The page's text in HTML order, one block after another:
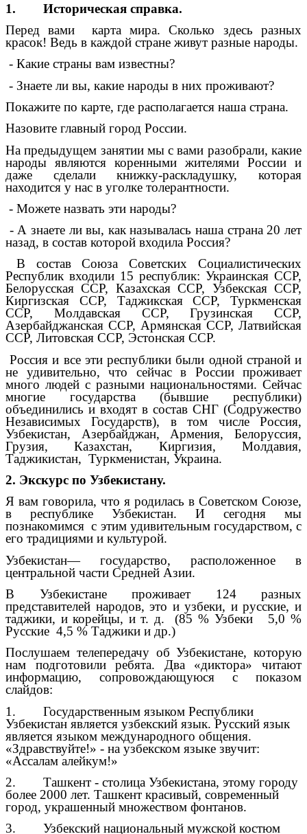
1. Историческая справка.
Перед вами карта мира. Сколько здесь разных
красок! Ведь в каждой стране живут разные народы.
- Какие страны вам известны?
- Знаете ли вы, какие народы в них проживают?
Покажите по карте, где располагается наша страна.
Назовите главный город России.
На предыдущем занятии мы с вами разобрали, какие
народы являются коренными жителями России и
даже сделали книжку-раскладушку, которая
находится у нас в уголке толерантности.
- Можете назвать эти народы?
- А знаете ли вы, как называлась наша страна 20 лет
назад, в состав которой входила Россия?
В состав Союза Советских Социалистических
Республик входили 15 республик: Украинская ССР,
Белорусская ССР, Казахская ССР, Узбекская ССР,
Киргизская ССР, Таджикская ССР, Туркменская
ССР, Молдавская ССР, Грузинская ССР,
Азербайджанская ССР, Армянская ССР, Латвийская
ССР, Литовская ССР, Эстонская ССР.
Россия и все эти республики были одной страной и
не удивительно, что сейчас в России проживает
много людей с разными национальностями. Сейчас
многие государства (бывшие республики)
объединились и входят в состав СНГ (Содружество
Независимых Государств), в том числе Россия,
Узбекистан, Азербайджан, Армения, Белоруссия,
Грузия, Казахстан, Киргизия, Молдавия,
Таджикистан, Туркменистан, Украина.
2. Экскурс по Узбекистану.
Я вам говорила, что я родилась в Советском Союзе,
в республике Узбекистан. И сегодня мы
познакомимся с этим удивительным государством, с
его традициями и культурой.
Узбекистан— государство, расположенное в
центральной части Средней Азии.
В Узбекистане проживает 124 разных
представителей народов, это и узбеки, и русские, и
таджики, и корейцы, и т. д. (85 % Узбеки 5,0 %
Русские 4,5 % Таджики и др.)
Послушаем телепередачу об Узбекистане, которую
нам подготовили ребята. Два «диктора» читают
информацию, сопровождающуюся с показом
слайдов:
1. Государственным языком Республики
Узбекистан является узбекский язык. Русский язык
является языком международного общения.
«Здравствуйте!» - на узбекском языке звучит:
«Ассалам алейкум!»
2. Ташкент - столица Узбекистана, этому городу
более 2000 лет. Ташкент красивый, современный
город, украшенный множеством фонтанов.
3. Узбекский национальный мужской костюм